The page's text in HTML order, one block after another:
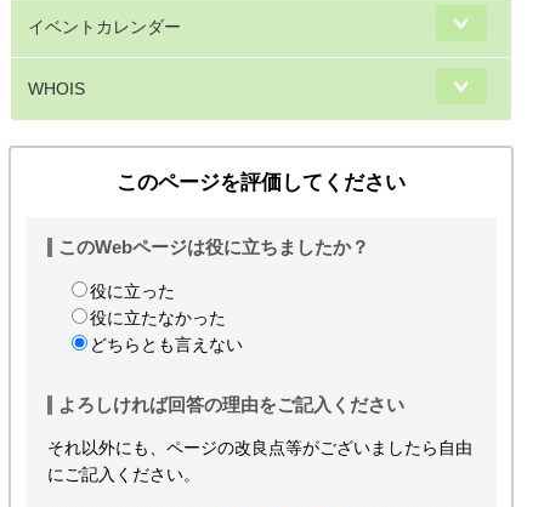
イベントカレンダー
WHOIS
このページを評価してください
このWebページは役に立ちましたか？
役に立った
役に立たなかった
どちらとも言えない
よろしければ回答の理由をご記入ください
それ以外にも、ページの改良点等がございましたら自由
にご記入ください。